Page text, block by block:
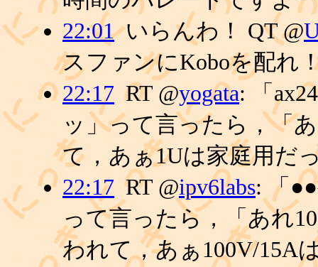
22:01 いらんわ！ QT @
スファンにKoboを配れ
22:17 RT @yogata: 「
ッ」って言ったら，「
て，あぁ1Uは家庭用だ
22:17 RT @ipv6labs: 「
って言ったら，「あれ
われて，あぁ100V/15A